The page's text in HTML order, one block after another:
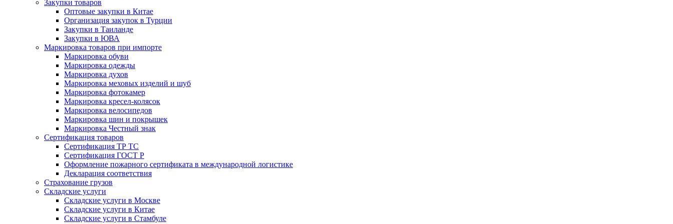
Закупки товаров
Оптовые закупки в Китае
Организация закупок в Турции
Закупки в Таиланде
Закупки в ЮВА
Маркировка товаров при импорте
Маркировка обуви
Маркировка одежды
Маркировка духов
Маркировка меховых изделий и шуб
Маркировка фотокамер
Маркировка кресел-колясок
Маркировка велосипедов
Маркировка шин и покрышек
Маркировка Честный знак
Сертификация товаров
Сертификация ТР ТС
Сертификация ГОСТ Р
Оформление пожарного сертификата в международной логистике
Декларация соответствия
Страхование грузов
Складские услуги
Складские услуги в Москве
Складские услуги в Китае
Складские услуги в Стамбуле